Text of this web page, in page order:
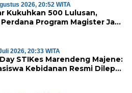
2026, 20:52 WITA
Kukuhkan 500 Lulusan,
Program Magister Jadi
2026, 20:33 WITA
STIKes Marendeng Majene:
Kebidanan Resmi Dilepas